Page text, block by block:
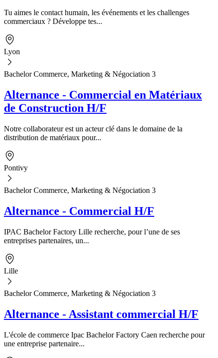
Tu aimes le contact humain, les événements et les challenges
commerciaux ? Développe tes...
Lyon
Bachelor Commerce, Marketing & Négociation 3
Alternance - Commercial en Matériaux
de Construction H/F
Notre collaborateur est un acteur clé dans le domaine de la
distribution de matériaux pour...
Pontivy
Bachelor Commerce, Marketing & Négociation 3
Alternance - Commercial H/F
IPAC Bachelor Factory Lille recherche, pour l’une de ses
entreprises partenaires, un...
Lille
Bachelor Commerce, Marketing & Négociation 3
Alternance - Assistant commercial H/F
L'école de commerce Ipac Bachelor Factory Caen recherche pour
une entreprise partenaire...